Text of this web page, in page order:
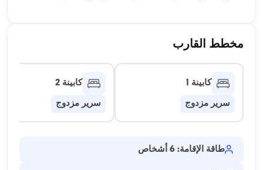
مخطط القارب
كابينة 1
سرير مزدوج
كابينة 2
سرير مزدوج
طاقة الإقامة: 6 أشخاص